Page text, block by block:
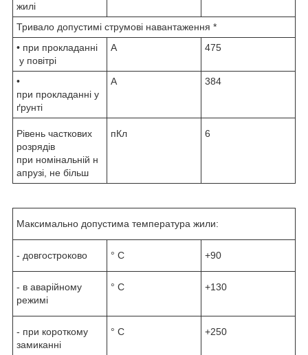
жилі
Тривало допустимі струмові навантаження *
• при прокладанні
у повітрі
А 475
•
при прокладанні у
ґрунті
А 384
Рівень часткових
розрядів
при номінальній н
апрузі, не більш
пКл 6
Максимально допустима температура жили:
- довгостроково ° С +90
- в аварійному
режимі
° С +130
- при короткому
замиканні
° С +250